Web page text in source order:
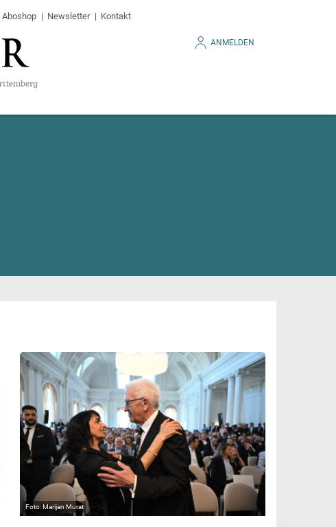
Aboshop Newsletter Kontakt
ANMELDEN
Marijan Murat